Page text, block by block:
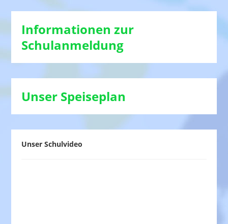
Informationen zur
Schulanmeldung
Unser Speiseplan
Unser Schulvideo